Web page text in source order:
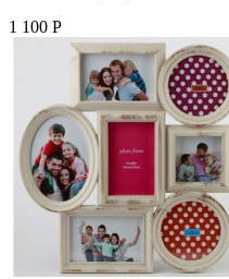
1 100 Р